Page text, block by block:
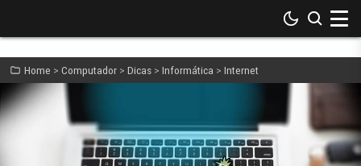
Home Computador Dicas Informática Internet